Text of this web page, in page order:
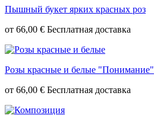
Пышный букет ярких красных роз
от 66,00 €
Розы красные и белые "Понимание"
от 66,00 €